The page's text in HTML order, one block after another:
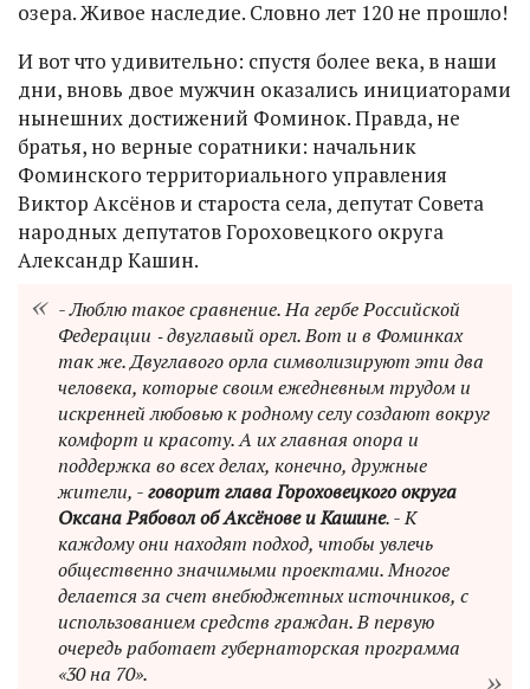
озера. Живое наследие. Словно лет 120 не прошло!
И вот что удивительно: спустя более века, в наши
дни, вновь двое мужчин оказались инициаторами
нынешних достижений Фоминок. Правда, не
братья, но верные соратники: начальник
Фоминского территориального управления
Виктор Аксёнов и староста села, депутат Совета
народных депутатов Гороховецкого округа
Александр Кашин.
- Люблю такое сравнение. На гербе Российской
Федерации ‑ двуглавый орел. Вот и в Фоминках
так же. Двуглавого орла символизируют эти два
человека, которые своим ежедневным трудом и
искренней любовью к родному селу создают вокруг
комфорт и красоту. А их главная опора и
поддержка во всех делах, конечно, дружные
жители, -говорит глава Гороховецкого округа
Оксана Рябовол об Аксёнове и Кашине. - К
каждому они находят подход, чтобы увлечь
общественно значимыми проектами. Многое
делается за счет внебюджетных источников, с
использованием средств граждан. В первую
очередь работает губернаторская программа
«30 на 70».